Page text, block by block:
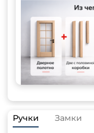
Ручки Замки